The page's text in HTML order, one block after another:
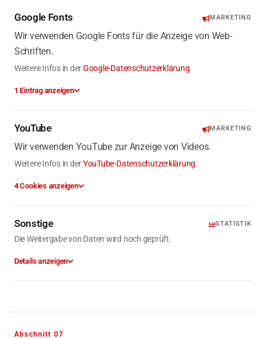
Google Fonts MARKETING
Wir verwenden Google Fonts für die Anzeige von Web-
Schriften.
Weitere Infos in derGoogle-Datenschutzerklärung.
1 Eintrag anzeigen
YouTube MARKETING
Wir verwenden YouTube zur Anzeige von Videos.
Weitere Infos in derYouTube-Datenschutzerklärung.
4 Cookies anzeigen
Sonstige STATISTIK
Die Weitergabe von Daten wird noch geprüft.
Details anzeigen
Abschnitt 07